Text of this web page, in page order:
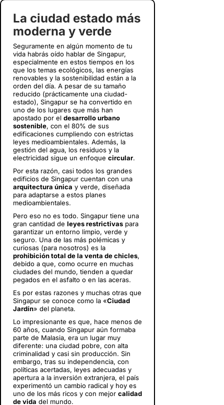
La ciudad estado más
moderna y verde
Seguramente en algún momento de tu
vida habrás oído hablar de Singapur,
especialmente en estos tiempos en los
que los temas ecológicos, las energías
renovables y la sostenibilidad están a la
orden del día. A pesar de su tamaño
reducido (prácticamente una ciudad-
estado), Singapur se ha convertido en
uno de los lugares que más han
apostado por el desarrollo urbano
sostenible, con el 80% de sus
edificaciones cumpliendo con estrictas
leyes medioambientales. Además, la
gestión del agua, los residuos y la
electricidad sigue un enfoque circular.
Por esta razón, casi todos los grandes
edificios de Singapur cuentan con una
arquitectura única y verde, diseñada
para adaptarse a estos planes
medioambientales.
Pero eso no es todo. Singapur tiene una
gran cantidad de leyes restrictivas para
garantizar un entorno limpio, verde y
seguro. Una de las más polémicas y
curiosas (para nosotros) es la
prohibición total de la venta de chicles,
debido a que, como ocurre en muchas
ciudades del mundo, tienden a quedar
pegados en el asfalto o en las aceras.
Es por estas razones y muchas otras que
Singapur se conoce como la «Ciudad
Jardín» del planeta.
Lo impresionante es que, hace menos de
60 años, cuando Singapur aún formaba
parte de Malasia, era un lugar muy
diferente: una ciudad pobre, con alta
criminalidad y casi sin producción. Sin
embargo, tras su independencia, con
políticas acertadas, leyes adecuadas y
apertura a la inversión extranjera, el país
experimentó un cambio radical y hoy es
uno de los más ricos y con mejor calidad
de vida del mundo.